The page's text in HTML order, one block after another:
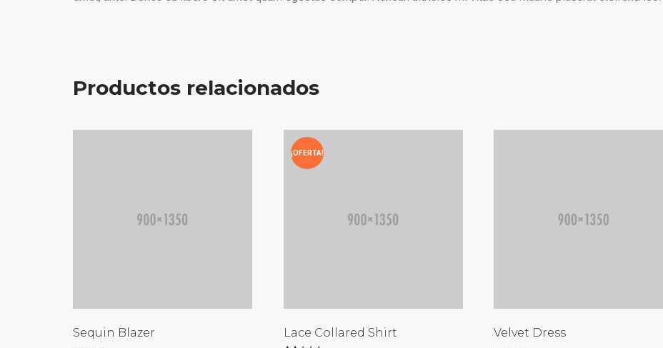
Productos relacionados
Sequin Blazer
¡OFERTA!
Lace Collared Shirt Velvet Dress